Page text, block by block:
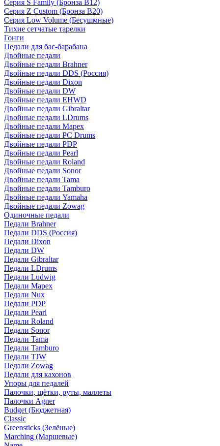
Серия S Family (Бронза B12)
Серия Z Custom (Бронза B20)
Серия Low Volume (Бесушмные)
Тихие сетчатые тарелки
Гонги
Педали для бас-барабана
Двойные педали
Двойные педали Brahner
Двойные педали DDS (Россия)
Двойные педали Dixon
Двойные педали DW
Двойные педали EHWD
Двойные педали Gibraltar
Двойные педали LDrums
Двойные педали Mapex
Двойные педали PC Drums
Двойные педали PDP
Двойные педали Pearl
Двойные педали Roland
Двойные педали Sonor
Двойные педали Tama
Двойные педали Tamburo
Двойные педали Yamaha
Двойные педали Zowag
Одиночные педали
Педали Brahner
Педали DDS (Россия)
Педали Dixon
Педали DW
Педали Gibraltar
Педали LDrums
Педали Ludwig
Педали Mapex
Педали Nux
Педали PDP
Педали Pearl
Педали Roland
Педали Sonor
Педали Tama
Педали Tamburo
Педали TJW
Педали Zowag
Педали для кахонов
Упоры для педалей
Палочки, щётки, руты, маллеты
Палочки Agner
Budget (Бюджетная)
Classic
Greensticks (Зелёные)
Marching (Маршевые)